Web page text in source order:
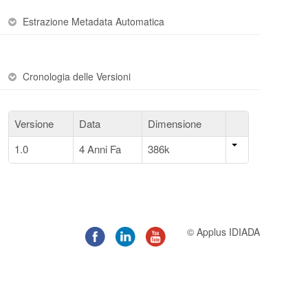
Estrazione Metadata Automatica
Cronologia delle Versioni
Versione Data
Dimensione
1.0
4 Anni Fa 386k
© Applus IDIADA